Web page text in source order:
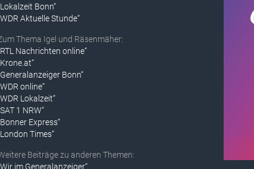
Bonn“
Aktuelle Stunde“
Thema Igel und Räsenmäher:
Nachrichten online“
Bonn“
online“
Lokalzeit“
1 NRW“
Express“
Times“
Beiträge zu anderen Themen:
im Generalanzeiger“